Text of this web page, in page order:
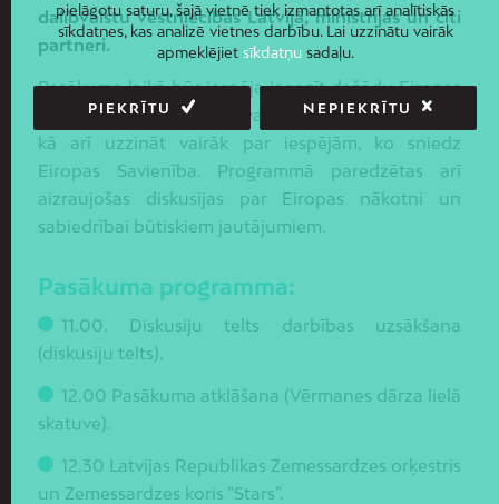
dalībvalstu vēstniecības Latvijā, ministrijas un citi
partneri.
Pasākuma laikā būs iespēja iepazīt dažādu Eiropas
valstu kultūru un iniciatīvas, piedalīties aktivitātēs,
kā arī uzzināt vairāk par iespējām, ko sniedz
Eiropas Savienība. Programmā paredzētas arī
aizraujošas diskusijas par Eiropas nākotni un
sabiedrībai būtiskiem jautājumiem.
Pasākuma programma:
11.00. Diskusiju telts darbības uzsākšana
(diskusiju telts).
12.00 Pasākuma atklāšana (Vērmanes dārza lielā
skatuve).
12.30 Latvijas Republikas Zemessardzes orķestris
un Zemessardzes koris “Stars”.
pielāgotu saturu, šajā vietnē tiek izmantotas arī analītiskās
sīkdatnes, kas analizē vietnes darbību. Lai uzzinātu vairāk
apmeklējiet sīkdatņusadaļu.
PIEKRĪTU NEPIEKRĪTU